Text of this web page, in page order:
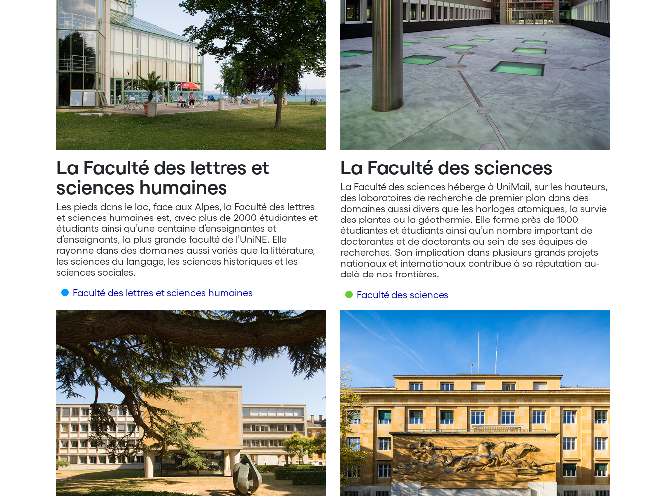
La Faculté des lettres et
sciences humaines
Les pieds dans le lac, face aux Alpes, la Faculté des lettres
et sciences humaines est, avec plus de 2000 étudiantes et
étudiants ainsi qu’une centaine d’enseignantes et
d’enseignants, la plus grande faculté de l’UniNE. Elle
rayonne dans des domaines aussi variés que la littérature,
les sciences du langage, les sciences historiques et les
sciences sociales.
Faculté des lettres et sciences humaines
La Faculté des sciences
La Faculté des sciences héberge à UniMail, sur les hauteurs,
des laboratoires de recherche de premier plan dans des
domaines aussi divers que les horloges atomiques, la survie
des plantes ou la géothermie. Elle forme près de 1000
étudiantes et étudiants ainsi qu’un nombre important de
doctorantes et de doctorants au sein de ses équipes de
recherches. Son implication dans plusieurs grands projets
nationaux et internationaux contribue à sa réputation au-
delà de nos frontières.
Faculté des sciences